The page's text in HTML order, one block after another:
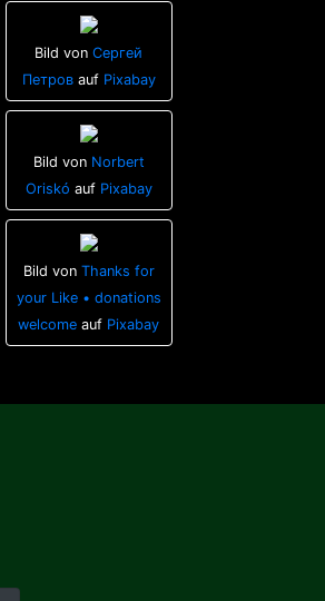
Bild vonСергей
Петровauf Pixabay
Bild von Norbert
Oriskó auf Pixabay
Bild von Thanks for
your Like • donations
welcome auf Pixabay